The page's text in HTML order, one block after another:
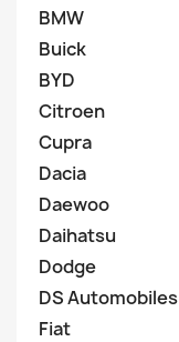
BMW
Buick
BYD
Citroen
Cupra
Dacia
Daewoo
Daihatsu
Dodge
DS Automobiles
Fiat